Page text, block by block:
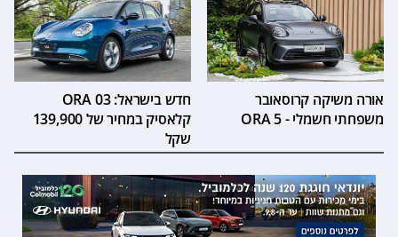
אורה משיקה קרוסאובר
משפחתי חשמלי - ORA 5
חדש בישראל: ORA 03
קלאסיק במחיר של 139,900
שקל